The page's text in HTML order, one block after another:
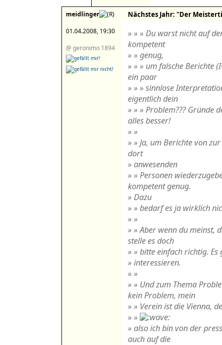
meidlinger
01.04.2008, 19:30
@ geronimo 1894
Nächstes Jahr: "Der
» » » Du warst nicht auf
kompetent
» » genug,
» » » um falsche Berichte
ein paar
» » » sinnlose
eigentlich dein
» » » Problem??? Gründe
alles besser!
» »
» » Ja, um Berichte von
dort
» anwesenden
» » Personen
kompetent genug.
» Dazu
» » bedarf es ja wirklich
» »
» » Aber wenn du meinst,
stelle es doch
» » bitte einfach richtig.
» interessieren.
» »
» » Und zum Thema
kein Problem, mein
» » Verein ist die Vienna,
» »
» also ich bin von der
auch auf die